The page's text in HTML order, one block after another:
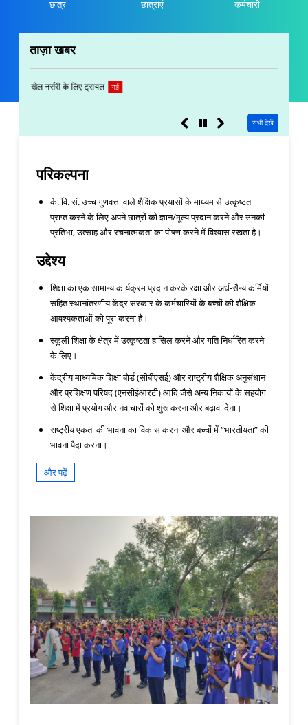
छात्र छात्राएं कर्मचारी
ताज़ा खबर
सभी देखें
ऑफ़लाइन पंजीकरण फ़ॉर्म 2026-27
परिकल्पना
के. वि. सं. उच्च गुणवत्ता वाले शैक्षिक प्रयासों के माध्यम से उत्कृष्टता
प्राप्त करने के लिए अपने छात्रों को ज्ञान/मूल्य प्रदान करने और उनकी
प्रतिभा, उत्साह और रचनात्मकता का पोषण करने में विश्वास रखता है।
उद्देश्य
शिक्षा का एक सामान्य कार्यक्रम प्रदान करके रक्षा और अर्ध-सैन्य कर्मियों
सहित स्थानांतरणीय केंद्र सरकार के कर्मचारियों के बच्चों की शैक्षिक
आवश्यकताओं को पूरा करना है।
स्कूली शिक्षा के क्षेत्र में उत्कृष्टता हासिल करने और गति निर्धारित करने
के लिए।
केंद्रीय माध्यमिक शिक्षा बोर्ड (सीबीएसई) और राष्ट्रीय शैक्षिक अनुसंधान
और प्रशिक्षण परिषद (एनसीईआरटी) आदि जैसे अन्य निकायों के सहयोग
से शिक्षा में प्रयोग और नवाचारों को शुरू करना और बढ़ावा देना।
राष्ट्रीय एकता की भावना का विकास करना और बच्चों में “भारतीयता” की
भावना पैदा करना।
और पढ़ें